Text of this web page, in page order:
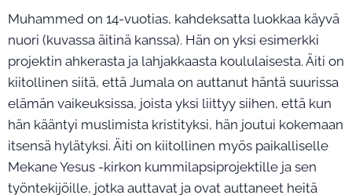
Muhammed on 14-vuotias, kahdeksatta luokkaa käyvä
nuori (kuvassa äitinä kanssa). Hän on yksi esimerkki
projektin ahkerasta ja lahjakkaasta koululaisesta. Äiti on
kiitollinen siitä, että Jumala on auttanut häntä suurissa
elämän vaikeuksissa, joista yksi liittyy siihen, että kun
hän kääntyi muslimista kristityksi, hän joutui kokemaan
itsensä hylätyksi. Äiti on kiitollinen myös paikalliselle
Mekane Yesus -kirkon kummilapsiprojektille ja sen
työntekijöille, jotka auttavat ja ovat auttaneet heitä